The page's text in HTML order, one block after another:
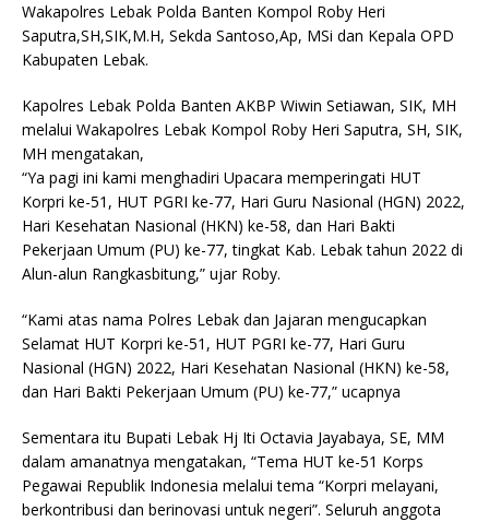
Wakapolres Lebak Polda Banten Kompol Roby Heri
Saputra,SH,SIK,M.H, Sekda Santoso,Ap, MSi dan Kepala OPD
Kabupaten Lebak.
Kapolres Lebak Polda Banten AKBP Wiwin Setiawan, SIK, MH
melalui Wakapolres Lebak Kompol Roby Heri Saputra, SH, SIK,
MH mengatakan,
“Ya pagi ini kami menghadiri Upacara memperingati HUT
Korpri ke-51, HUT PGRI ke-77, Hari Guru Nasional (HGN) 2022,
Hari Kesehatan Nasional (HKN) ke-58, dan Hari Bakti
Pekerjaan Umum (PU) ke-77, tingkat Kab. Lebak tahun 2022 di
Alun-alun Rangkasbitung,” ujar Roby.
“Kami atas nama Polres Lebak dan Jajaran mengucapkan
Selamat HUT Korpri ke-51, HUT PGRI ke-77, Hari Guru
Nasional (HGN) 2022, Hari Kesehatan Nasional (HKN) ke-58,
dan Hari Bakti Pekerjaan Umum (PU) ke-77,” ucapnya
Sementara itu Bupati Lebak Hj Iti Octavia Jayabaya, SE, MM
dalam amanatnya mengatakan, “Tema HUT ke-51 Korps
Pegawai Republik Indonesia melalui tema “Korpri melayani,
berkontribusi dan berinovasi untuk negeri”. Seluruh anggota